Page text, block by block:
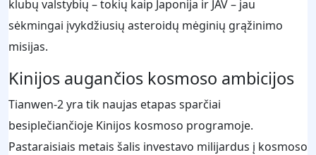
klubų valstybių – tokių kaip Japonija ir JAV – jau
sėkmingai įvykdžiusių asteroidų mėginių grąžinimo
misijas.
Kinijos augančios kosmoso ambicijos
Tianwen-2 yra tik naujas etapas sparčiai
besiplečiančioje Kinijos kosmoso programoje.
Pastaraisiais metais šalis investavo milijardus į kosmoso